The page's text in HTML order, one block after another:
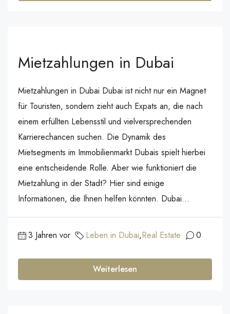
Mietzahlungen in Dubai
Mietzahlungen in Dubai Dubai ist nicht nur ein Magnet
für Touristen, sondern zieht auch Expats an, die nach
einem erfüllten Lebensstil und vielversprechenden
Karrierechancen suchen. Die Dynamik des
Mietsegments im Immobilienmarkt Dubais spielt hierbei
eine entscheidende Rolle. Aber wie funktioniert die
Mietzahlung in der Stadt? Hier sind einige
Informationen, die Ihnen helfen könnten. Dubai...
3 Jahren vor Leben in Dubai,Real Estate 0
Weiterlesen